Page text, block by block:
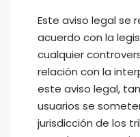
Este aviso legal se
acuerdo con la
cualquier
relación con la
este aviso legal,
usuarios se
jurisdicción de los